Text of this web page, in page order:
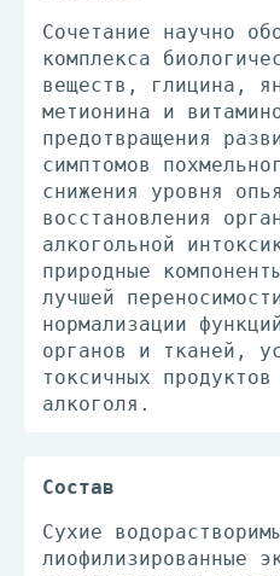
Сочетание научно
комплекса
веществ, глицина,
метионина и
предотвращения
симптомов
снижения уровня
восстановления
алкогольной
природные
лучшей
нормализации
органов и тканей,
токсичных продуктов
алкоголя.
Состав
Сухие
лиофилизированные